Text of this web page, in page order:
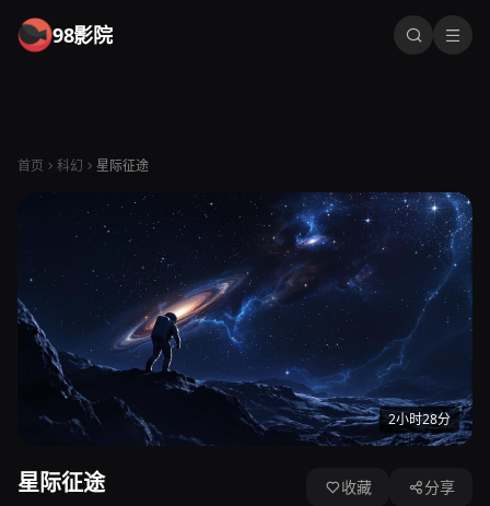
98影院
首页 科幻 星际征途
2小时28分
星际征途 收藏 分享